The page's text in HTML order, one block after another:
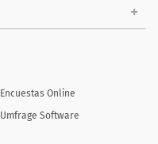
Encuestas Online
Umfrage Software